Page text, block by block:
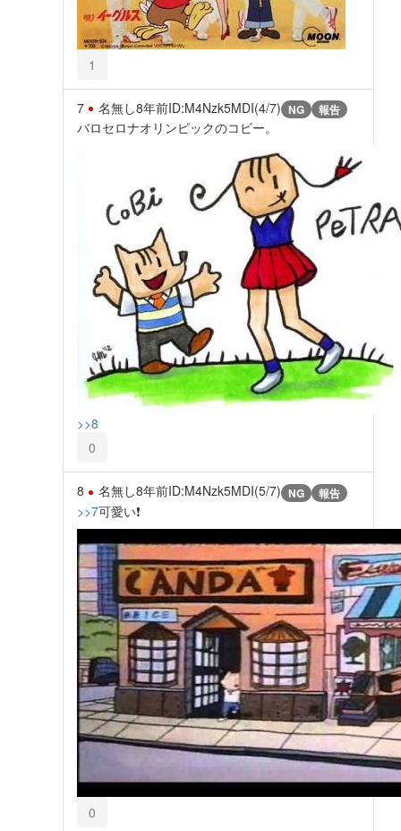
1
7 名無し8年前ID:M4Nzk5MDI(4/7) NG 報告
バロセロナオリンピックのコビー。
>>8
0
8 名無し8年前ID:M4Nzk5MDI(5/7) NG 報告
>>7可愛い❗
0